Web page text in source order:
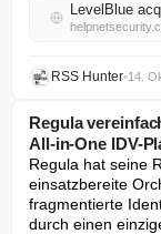
RSS Hunter•14.
Regula
All-in-One IDV-
Regula hat seine
einsatzbereite
fragmentierte
durch einen